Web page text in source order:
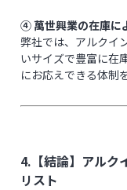
④ 萬世興業の在庫に
弊社では、アルクイ
いサイズで豊富に在
にお応えできる体制
4.【結論】アルク
リスト